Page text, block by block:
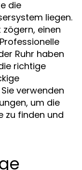
die
liegen.
zögern, einen
Ruhr haben
richtige
verwenden
um die
zu finden und